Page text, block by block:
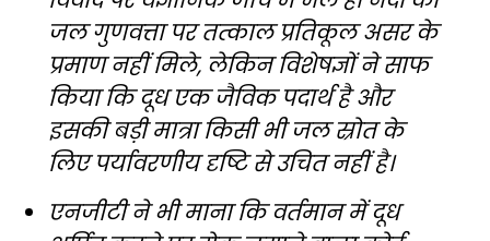
जल गुणवत्ता पर तत्काल प्रतिकूल असर के
प्रमाण नहीं मिले, लेकिन विशेषज्ञों ने साफ
किया कि दूध एक जैविक पदार्थ है और
इसकी बड़ी मात्रा किसी भी जल स्रोत के
लिए पर्यावरणीय दृष्टि से उचित नहीं है।
एनजीटी ने भी माना कि वर्तमान में दूध